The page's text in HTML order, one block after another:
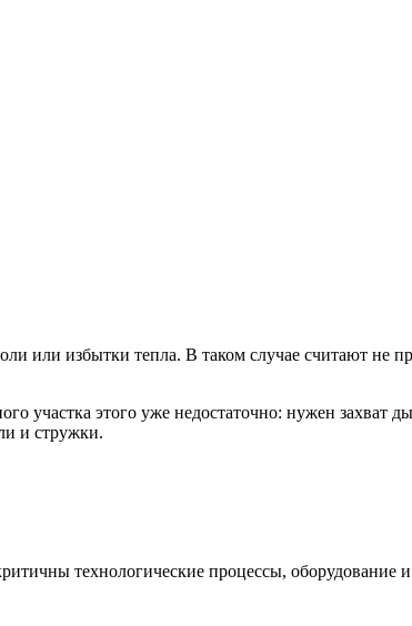
или избытки тепла. В таком случае считают не
участка этого уже недостаточно: нужен захват
и стружки.
технологические процессы, оборудование и